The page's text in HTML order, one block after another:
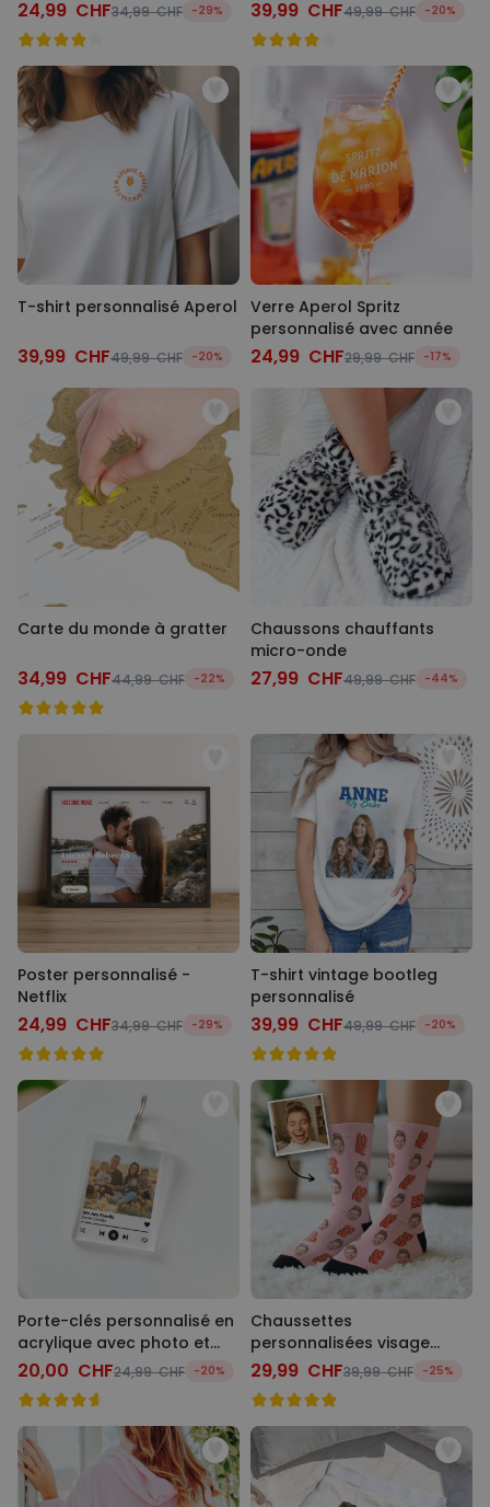
Polaroïd - Lot de 2
24,99 CHF34,99 CHF -29% 39,99 CHF49,99 CHF -20%
T-shirt personnalisé Aperol
39,99 CHF49,99 CHF -20%
Verre Aperol Spritz
personnalisé avec année
24,99 CHF29,99 CHF -17%
Carte du monde à gratter
34,99 CHF44,99 CHF -22%
Chaussons chauffants
micro-onde
27,99 CHF49,99 CHF -44%
Poster personnalisé -
Netflix
24,99 CHF34,99 CHF -29%
T-shirt vintage bootleg
personnalisé
39,99 CHF49,99 CHF -20%
Porte-clés personnalisé en
acrylique avec photo et
chanson
20,00 CHF24,99 CHF -20%
Chaussettes
personnalisées visage
différents designs
29,99 CHF39,99 CHF -25%